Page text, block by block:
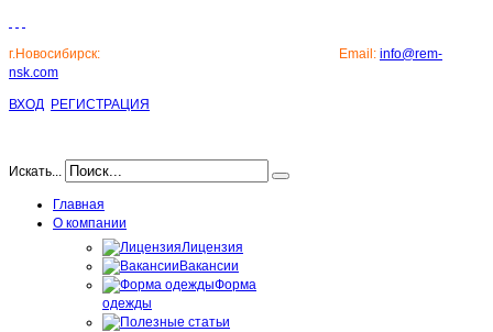
г.Новосибирск: Email: info@rem-
nsk.com
ВХОД РЕГИСТРАЦИЯ
Искать...
Главная
О компании
Лицензия
Вакансии
Форма
одежды